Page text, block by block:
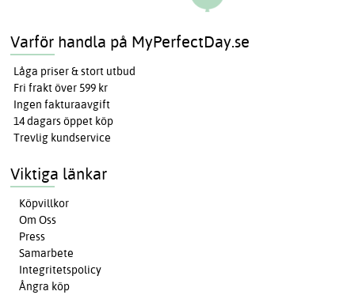
Varför handla på MyPerfectDay.se
Låga priser & stort utbud
Fri frakt över 599 kr
Ingen fakturaavgift
14 dagars öppet köp
Trevlig kundservice
Viktiga länkar
Köpvillkor
Om Oss
Press
Samarbete
Integritetspolicy
Ångra köp